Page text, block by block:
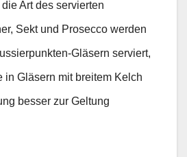
Art des servierten
Sekt und Prosecco werden
Gläsern serviert,
in Gläsern mit breitem Kelch
besser zur Geltung